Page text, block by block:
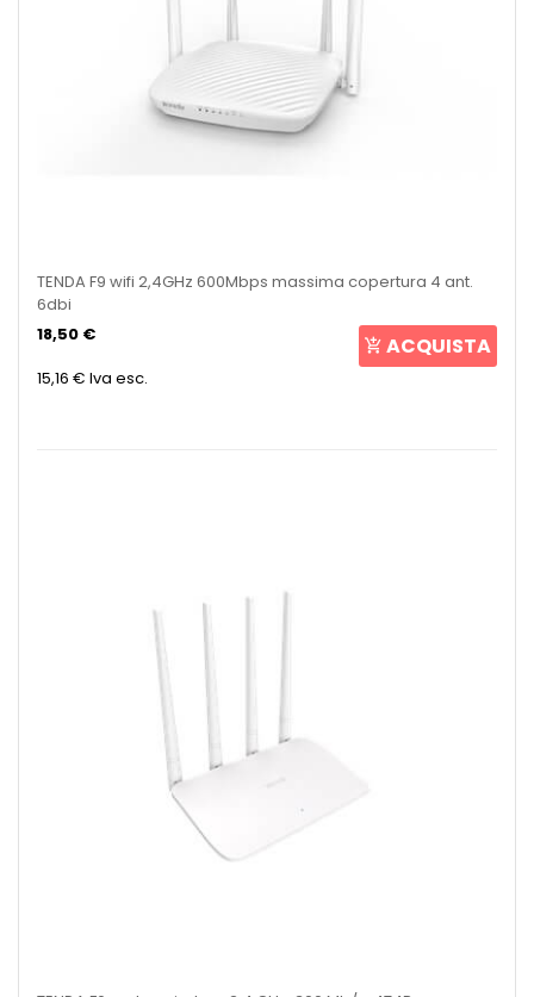
TENDA F9 wifi 2,4GHz 600Mbps massima copertura 4 ant.
6dbi
18,50 €
15,16 € Iva esc.
ACQUISTA